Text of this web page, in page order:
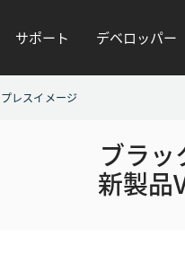
サポート デベロッパー
プレスイメージ
ブラッ
新製品